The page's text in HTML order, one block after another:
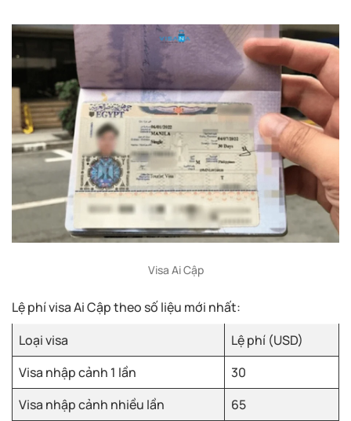
Visa Ai Cập
Lệ phí visa Ai Cập theo số liệu mới nhất:
Loại visa
Lệ phí (USD)
Visa nhập cảnh 1 lần
30
Visa nhập cảnh nhiều lần
65